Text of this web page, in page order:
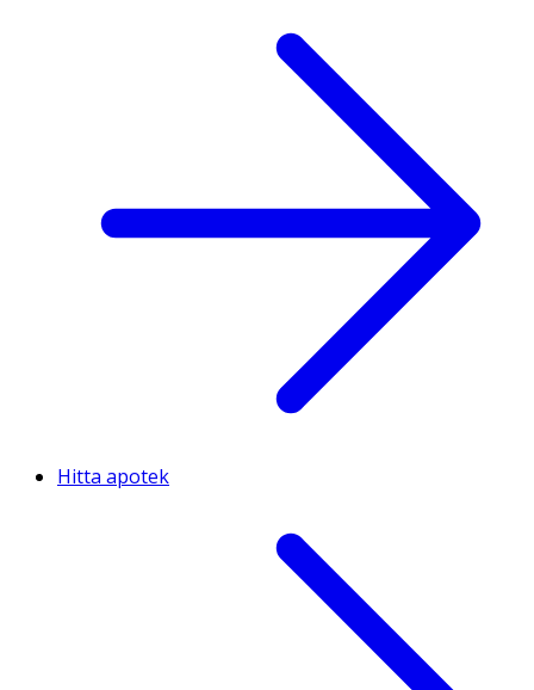
Hitta apotek